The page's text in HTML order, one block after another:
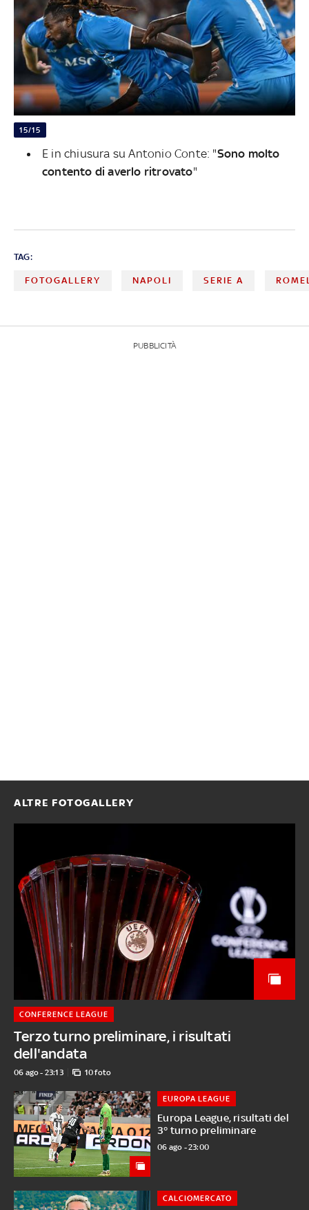
15/15
E in chiusura su Antonio Conte: "Sono molto
contento di averlo ritrovato"
TAG:
FOTOGALLERY NAPOLI SERIE A
PUBBLICITÀ
ALTRE FOTOGALLERY
Terzo turno preliminare, i risultati
dell'andata
CONFERENCE LEAGUE
06 ago - 23:13 10 foto
Europa League, risultati del
3° turno preliminare
EUROPA LEAGUE
06 ago - 23:00
CALCIOMERCATO